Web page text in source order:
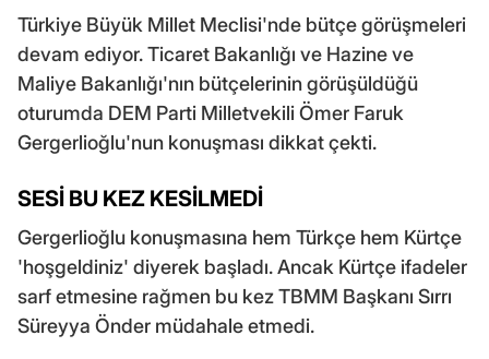
Türkiye Büyük Millet Meclisi'nde bütçe görüşmeleri
devam ediyor. Ticaret Bakanlığı ve Hazine ve
Maliye Bakanlığı'nın bütçelerinin görüşüldüğü
oturumda DEM Parti Milletvekili Ömer Faruk
Gergerlioğlu'nun konuşması dikkat çekti.
SESİ BU KEZ KESİLMEDİ
Gergerlioğlu konuşmasına hem Türkçe hem Kürtçe
'hoşgeldiniz' diyerek başladı. Ancak Kürtçe ifadeler
sarf etmesine rağmen bu kez TBMM Başkanı Sırrı
Süreyya Önder müdahale etmedi.